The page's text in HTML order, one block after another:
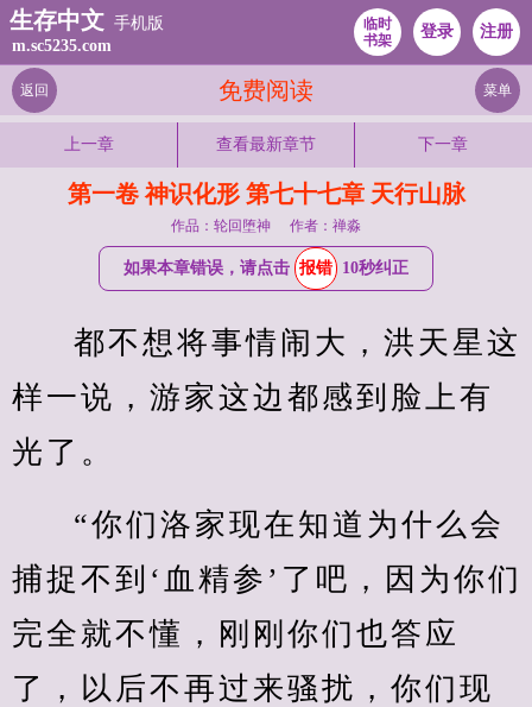
生存中文 手机版
m.sc5235.com
临时
书架
登录 注册
免费阅读
返回 菜单
上一章 查看最新章节 下一章
第一卷 神识化形 第七十七章 天行山脉
作品：轮回堕神 作者：禅淼
如果本章错误，请点击 报错 10秒纠正
都不想将事情闹大，洪天星这
样一说，游家这边都感到脸上有
光了。
“你们洛家现在知道为什么会
捕捉不到‘血精参’了吧，因为你们
完全就不懂，刚刚你们也答应
了，以后不再过来骚扰，你们现